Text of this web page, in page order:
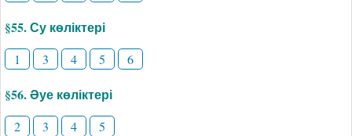
§55. Су көліктері
1 3 4 5 6
§56. Әуе көліктері
2 3 4 5